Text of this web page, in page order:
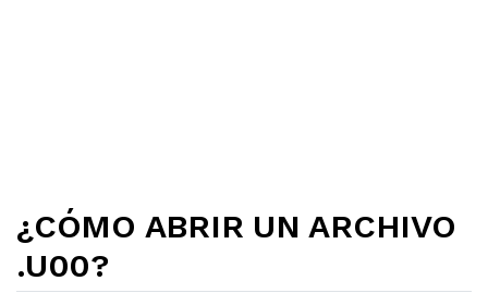
¿CÓMO ABRIR UN ARCHIVO
.U00?